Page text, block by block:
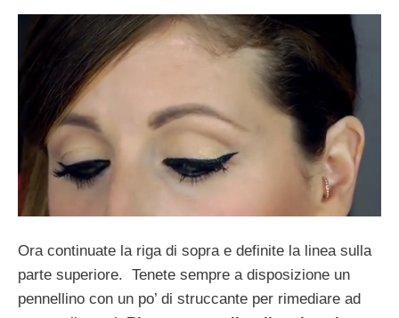
Ora continuate la riga di sopra e definite la linea sulla
parte superiore. Tenete sempre a disposizione un
pennellino con un po’ di struccante per rimediare ad